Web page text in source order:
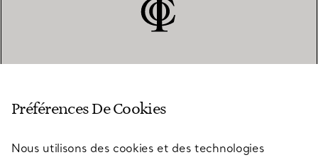
SERVICES
Préférences De Cookies
Nous utilisons des cookies et des technologies